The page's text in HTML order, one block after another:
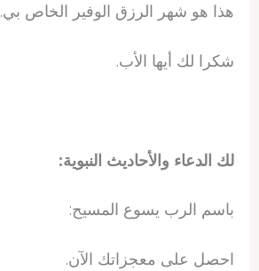
هذا هو شهر الرزق الوفير الخاص بي.
شكرا لك أيها الأب.
لك الدعاء والأحاديث النبوية:
باسم الرب يسوع المسيح:
احصل على معجزاتك الآن.